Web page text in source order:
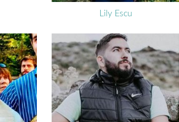
Lily Escu